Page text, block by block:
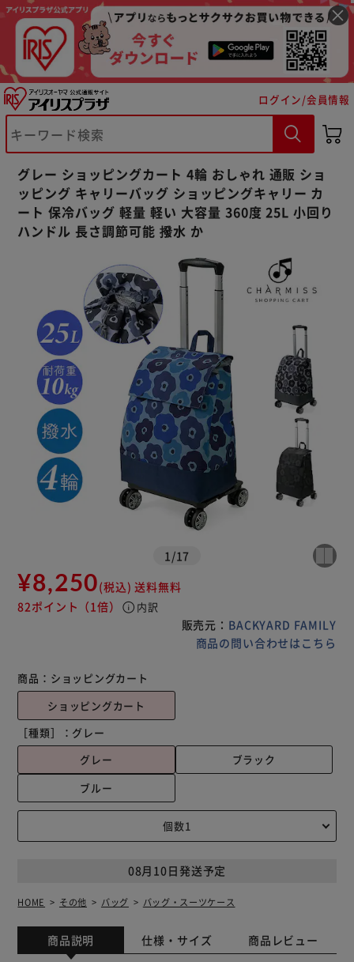
ログイン/会員情報
グレー ショッピングカート 4輪 おしゃれ 通販 ショ
ッピング キャリーバッグ ショッピングキャリー カ
ート 保冷バッグ 軽量 軽い 大容量 360度 25L 小回り
ハンドル 長さ調節可能 撥水 か
1 /17
¥8,250(税込) 送料無料
82ポイント （1倍） info 内訳
販売元： BACKYARD FAMILY
商品の問い合わせはこちら
商品： ショッピングカート
ショッピングカート
［種類］： グレー
グレー
ブラック
ブルー
08月10日発送予定
HOME その他 バッグ バッグ・スーツケース
商品説明 仕様・サイズ 商品レビュー
※ご確認ください
カートに入れる 購入手続きへ